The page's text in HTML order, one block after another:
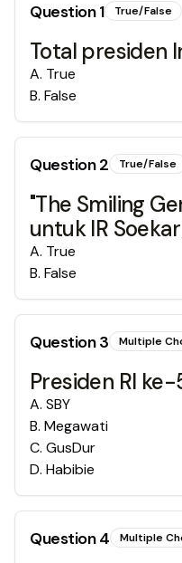
Question1 True/False
Total presiden
A. True
B. False
Question2 True/False
"The Smiling
untuk IR
A. True
B. False
Question3 Multiple
Presiden RI ke-
A. SBY
B. Megawati
C. GusDur
D. Habibie
Question4 Multiple